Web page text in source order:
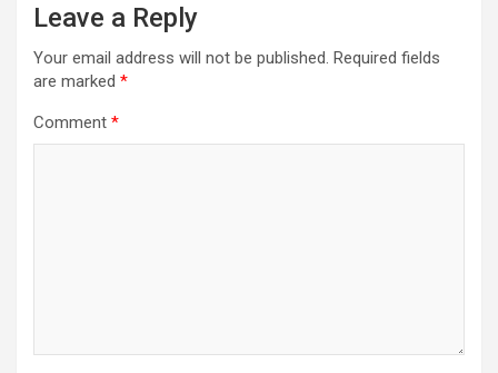
Leave a Reply
Your email address will not be published. Required fields
are marked *
Comment *